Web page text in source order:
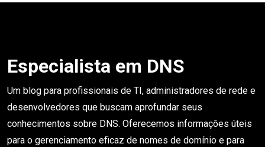
Especialista em DNS
Um blog para profissionais de TI, administradores de rede e
desenvolvedores que buscam aprofundar seus
conhecimentos sobre DNS. Oferecemos informações úteis
para o gerenciamento eficaz de nomes de domínio e para